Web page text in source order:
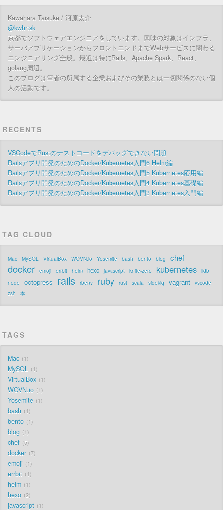
Kawahara Taisuke / 河原太介
@kwhrtsk
京都でソフトウェアエンジニアをしています。興味の対象はインフラ、
サーバアプリケーションからフロントエンドまでWebサービスに関わる
エンジニアリング全般。最近は特にRails、Apache Spark、React、
golang周辺。
このブログは筆者の所属する企業およびその業務とは一切関係のない個
人の活動です。
RECENTS
VSCodeでRustのテストコードをデバッグできない問題
Railsアプリ開発のためのDocker/Kubernetes入門6 Helm編
Railsアプリ開発のためのDocker/Kubernetes入門5 Kubernetes応用編
Railsアプリ開発のためのDocker/Kubernetes入門4 Kubernetes基礎編
Railsアプリ開発のためのDocker/Kubernetes入門3 Kubernetes入門編
TAG CLOUD
Mac MySQL VirtualBox WOVN.io Yosemite bash bento blog chef
docker emoji errbit helm hexo javascript knife-zero kubernetes
lldb
node
octopress rails rbenv ruby rust scala sidekiq vagrant
vscode
zsh
本
TAGS
Mac 1
MySQL 1
VirtualBox 1
WOVN.io 1
Yosemite 1
bash 1
bento 1
blog 1
chef 5
docker 7
emoji 1
errbit 1
helm 1
hexo 2
javascript 1